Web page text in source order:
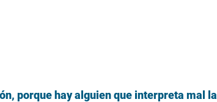
porque hay alguien que interpreta mal la